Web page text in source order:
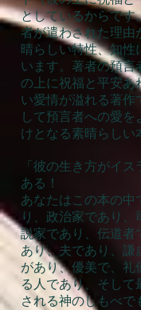
としているからです
者が遣わされた理由
晴らしい特性、知性
います。著者の預言
の上に祝福と平安あ
い愛情が溢れる著作
して預言者への愛
けとなる素晴らしい
「彼の生き方がイ
ある！
あなたはこの本の中
り、政治家であり、
説家であり、伝道者
あり、夫であり、謙
があり、優美で、礼
る人であり、そして
される神のしもべで